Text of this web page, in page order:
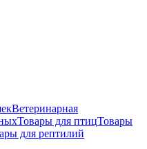
Ветеринарная
Товары для птицТовары
для рептилий